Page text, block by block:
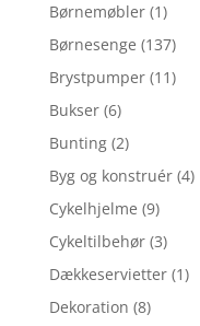
Børnemøbler (1)
Børnesenge (137)
Brystpumper (11)
Bukser (6)
Bunting (2)
Byg og konstruér (4)
Cykelhjelme (9)
Cykeltilbehør (3)
Dækkeservietter (1)
Dekoration (8)